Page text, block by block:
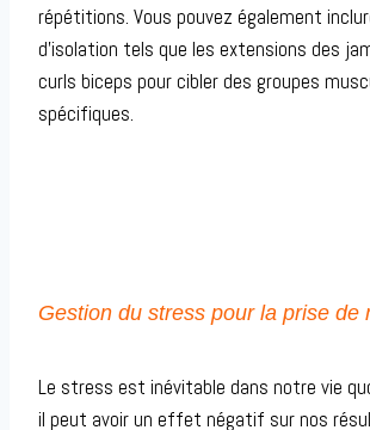
répétitions. Vous pouvez également
d’isolation tels que les extensions des
curls biceps pour cibler des groupes
spécifiques.
Gestion du stress pour la prise de
Le stress est inévitable dans notre vie
il peut avoir un effet négatif sur nos